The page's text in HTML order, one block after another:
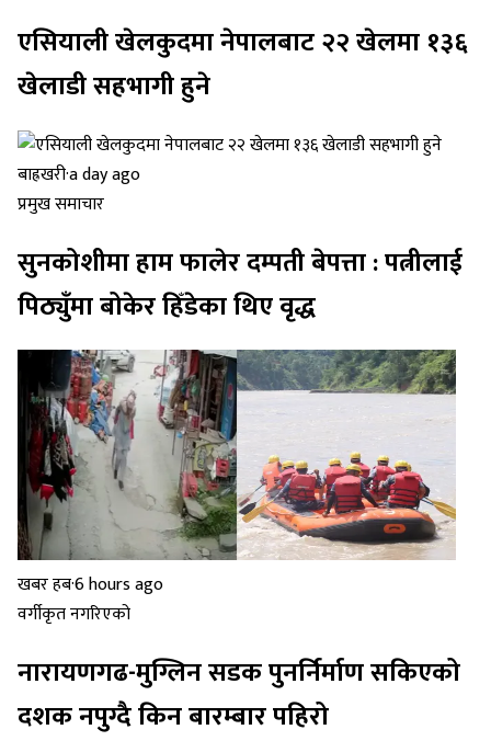
एसियाली खेलकुदमा नेपालबाट २२ खेलमा १३६
खेलाडी सहभागी हुने
बाह्रखरी·a day ago
प्रमुख समाचार
सुनकोशीमा हाम फालेर दम्पती बेपत्ता : पत्नीलाई
पिठ्युँमा बोकेर हिँडेका थिए वृद्ध
खबर हब·6 hours ago
वर्गीकृत नगरिएको
नारायणगढ-मुग्लिन सडक पुनर्निर्माण सकिएको
दशक नपुग्दै किन बारम्बार पहिरो